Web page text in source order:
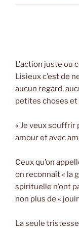
L’action juste ou
Lisieux c’est de
aucun regard,
petites choses et
« Je veux souffrir
amour et avec
Ceux qu’on
on reconnaît « la
spirituelle n’ont
non plus de « jouir
La seule